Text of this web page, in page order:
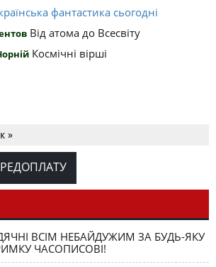
фантастика сьогодні
Від атома до Всесвіту
Космічні вірші
»
ВСІМ НЕБАЙДУЖИМ ЗА БУДЬ-ЯКУ
ЧАСОПИСОВІ!